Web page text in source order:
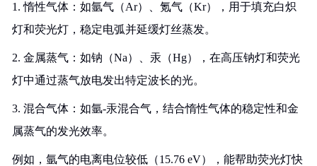
1. 惰性气体：如氩气（Ar）、氪气（Kr），用于填充白炽
灯和荧光灯，稳定电弧并延缓灯丝蒸发。
2. 金属蒸气：如钠（Na）、汞（Hg），在高压钠灯和荧光
灯中通过蒸气放电发出特定波长的光。
3. 混合气体：如氩-汞混合气，结合惰性气体的稳定性和金
属蒸气的发光效率。
例如，氩气的电离电位较低（15.76 eV），能帮助荧光灯快